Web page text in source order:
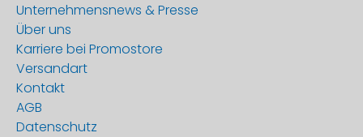
Unternehmensnews & Presse
Über uns
Karriere bei Promostore
Versandart
Kontakt
AGB
Datenschutz